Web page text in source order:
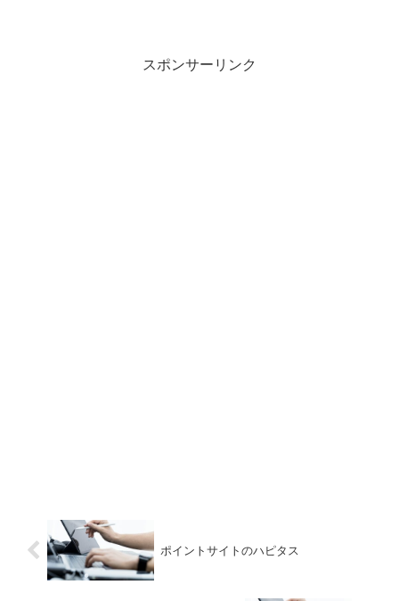
スポンサーリンク
ポイントサイトのハピタス